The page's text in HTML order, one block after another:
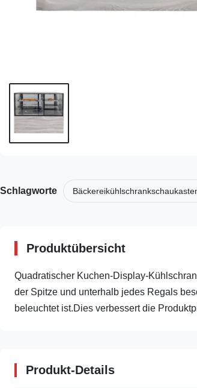
Schlagworte
Produktübersicht
Quadratischer Kuchen-Display-
der Spitze und unterhalb jedes Regals
beleuchtet ist.Dies verbessert die
Produkt-Details